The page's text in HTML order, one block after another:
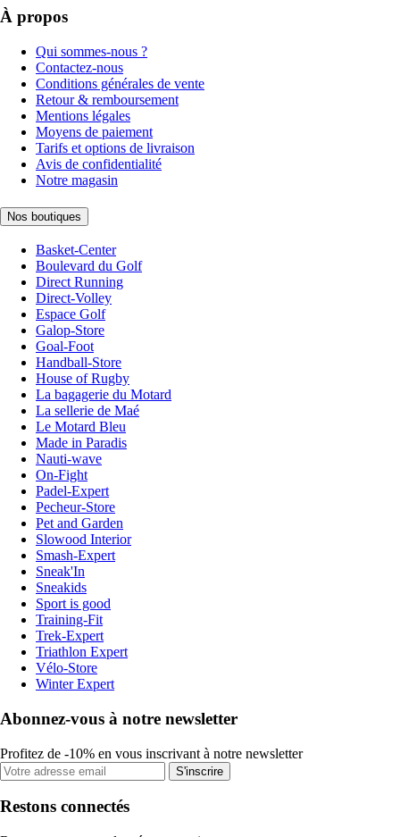
À propos
Qui sommes-nous ?
Contactez-nous
Conditions générales de vente
Retour & remboursement
Mentions légales
Moyens de paiement
Tarifs et options de livraison
Avis de confidentialité
Notre magasin
Nos boutiques
Basket-Center
Boulevard du Golf
Direct Running
Direct-Volley
Espace Golf
Galop-Store
Goal-Foot
Handball-Store
House of Rugby
La bagagerie du Motard
La sellerie de Maé
Le Motard Bleu
Made in Paradis
Nauti-wave
On-Fight
Padel-Expert
Pecheur-Store
Pet and Garden
Slowood Interior
Smash-Expert
Sneak'In
Sneakids
Sport is good
Training-Fit
Trek-Expert
Triathlon Expert
Vélo-Store
Winter Expert
Abonnez-vous à notre newsletter
Profitez de -10% en vous inscrivant à notre newsletter
S'inscrire
Restons connectés